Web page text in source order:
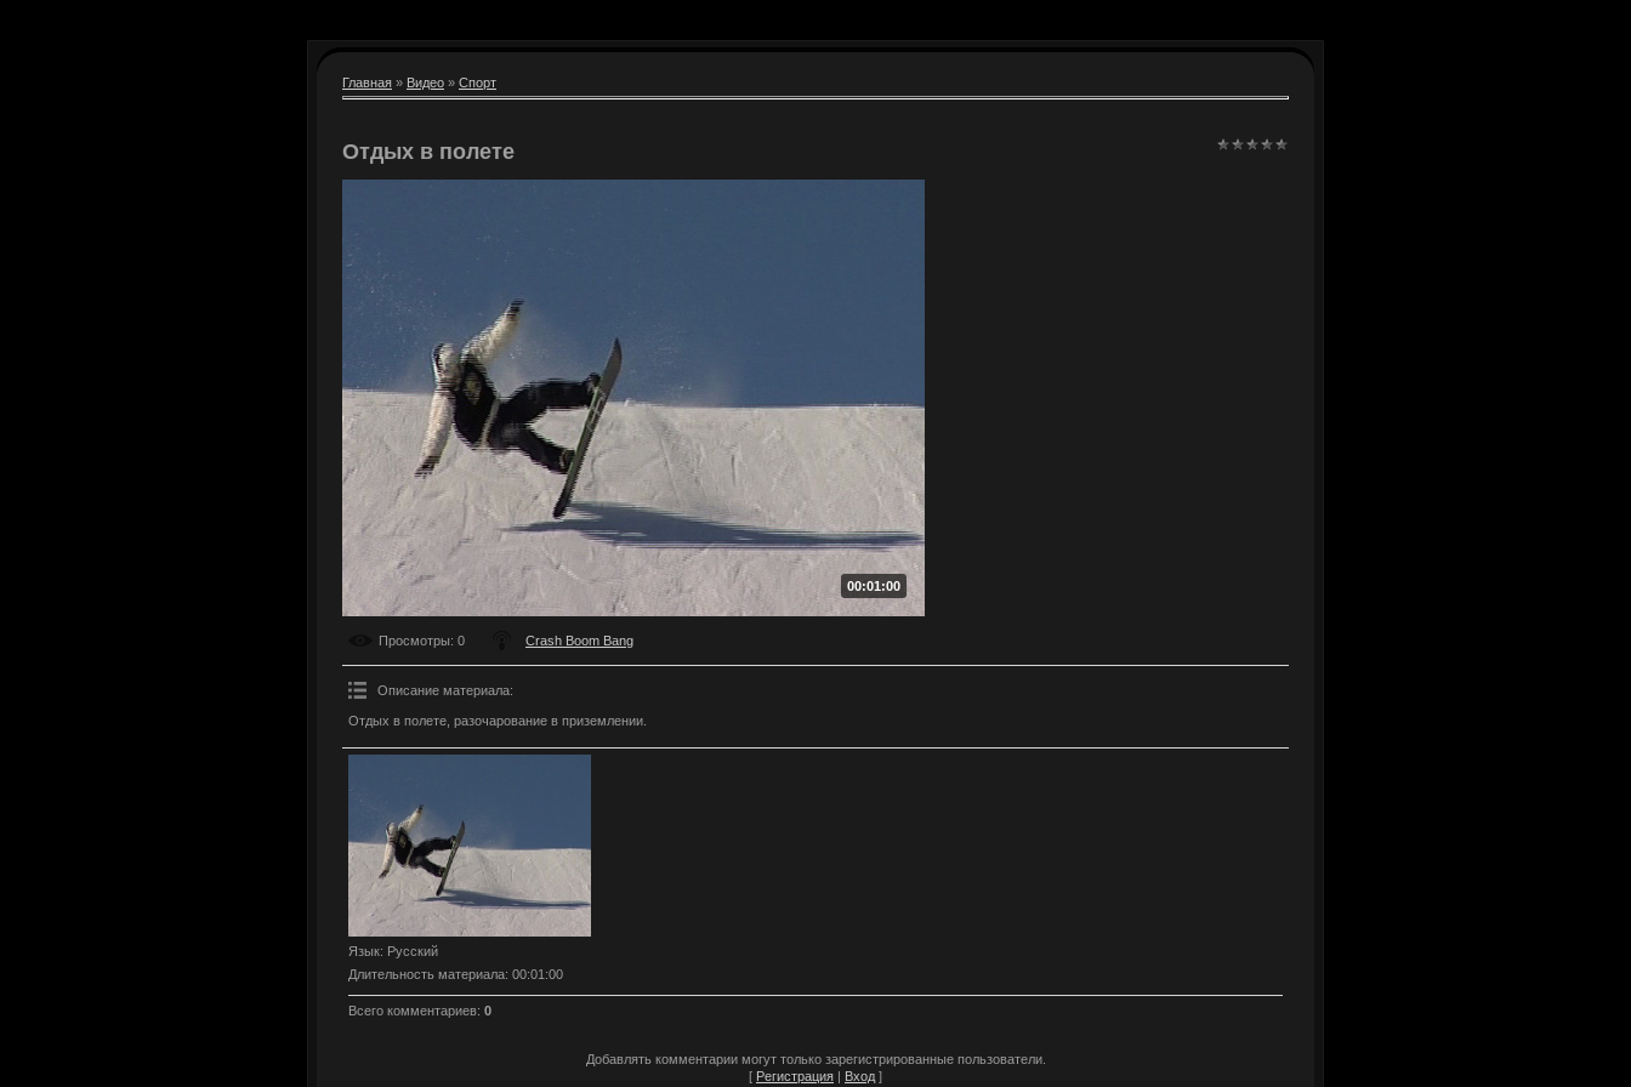
Главная » Видео » Спорт
Отдых в полете
00:01:00
Просмотры: 0 Crash Boom Bang
Описание материала:
Отдых в полете, разочарование в приземлении.
Язык: Русский
Длительность материала: 00:01:00
Всего комментариев: 0
Добавлять комментарии могут только зарегистрированные пользователи.
[ Регистрация | Вход ]